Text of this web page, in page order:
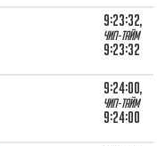
9:23:32,
Чип-тайм
9:23:32
9:24:00,
Чип-тайм
9:24:00